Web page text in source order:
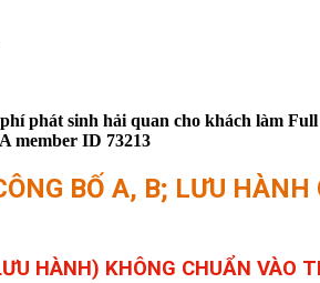
phát sinh hải quan cho khách làm
member ID 73213
BỐ A, B; LƯU
HÀNH) KHÔNG CHUẨN VÀO